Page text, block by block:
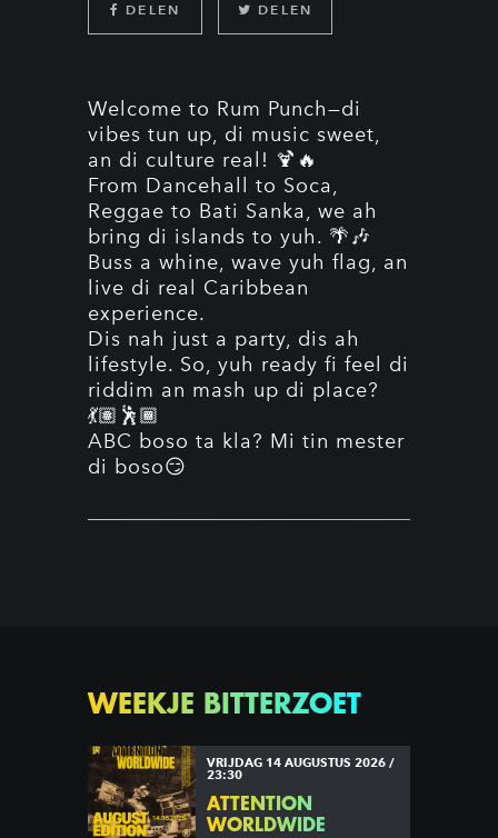
DELEN DELEN
Welcome to Rum Punch—di
vibes tun up, di music sweet,
an di culture real! 🍹🔥
From Dancehall to Soca,
Reggae to Bati Sanka, we ah
bring di islands to yuh. 🌴🎶
Buss a whine, wave yuh flag, an
live di real Caribbean
experience.
Dis nah just a party, dis ah
lifestyle. So, yuh ready fi feel di
riddim an mash up di place?
💃🏽🕺🏾
ABC boso ta kla? Mi tin mester
di boso😏
WEEKJE BITTERZOET
VRIJDAG 14 AUGUSTUS 2026 /
23:30
ATTENTION
WORLDWIDE